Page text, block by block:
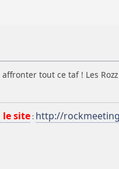
tout ce taf ! Les
le site: http://